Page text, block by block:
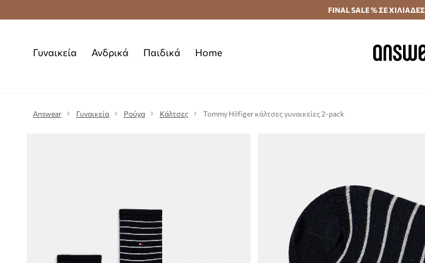
Αποστολή σε 24 ώρες
FINAL SALE % ΣΕ
Γυναικεία Ανδρικά Παιδικά Home
Answear Γυναικεία Ρούχα Κάλτσες Tommy Hilfiger κάλτσες γυναικείες 2-pack